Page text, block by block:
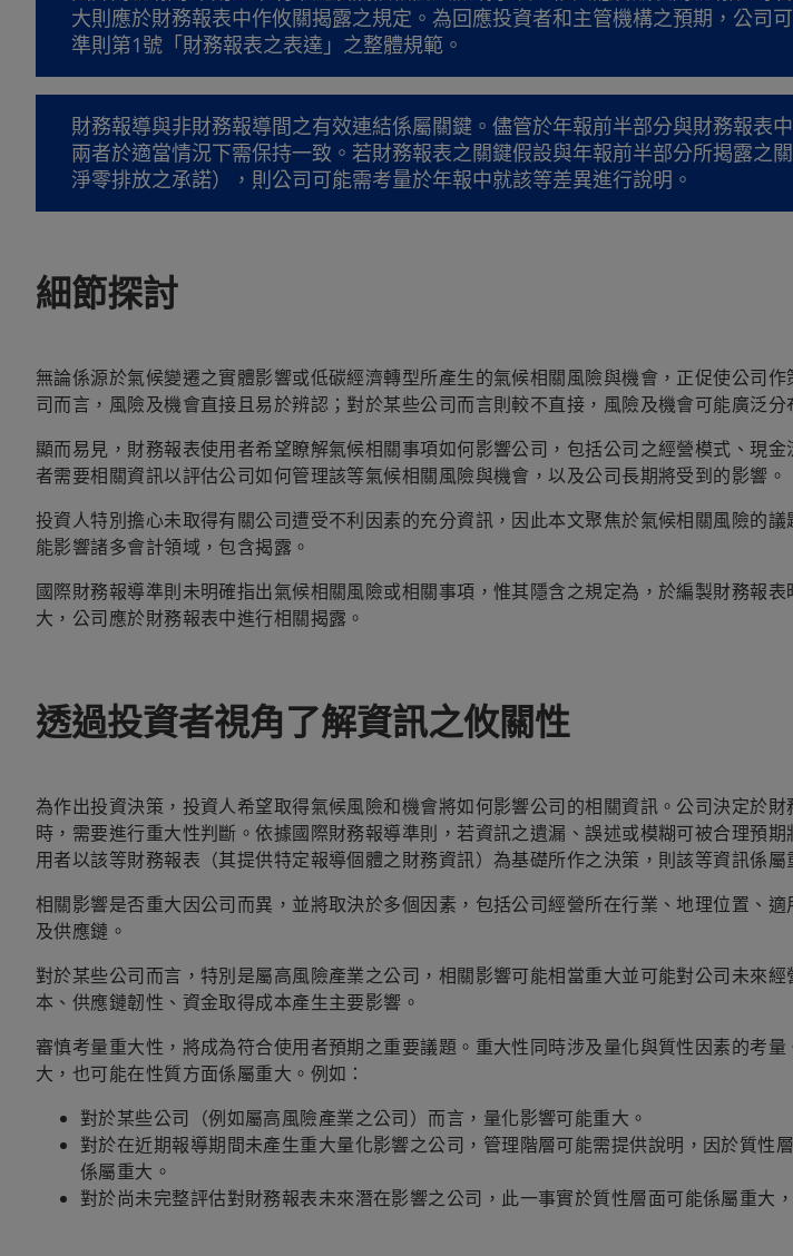
大則應於財務報表中作攸關揭露之規定。為回應投資者和主管機構之預期，公司
準則第1號「財務報表之表達」之整體規範。
財務報導與非財務報導間之有效連結係屬關鍵。儘管於年報前半部分與財務報表
兩者於適當情況下需保持一致。若財務報表之關鍵假設與年報前半部分所揭露之
淨零排放之承諾），則公司可能需考量於年報中就該等差異進行說明。
細節探討
無論係源於氣候變遷之實體影響或低碳經濟轉型所產生的氣候相關風險與機會，正促使公司
司而言，風險及機會直接且易於辨認；對於某些公司而言則較不直接，風險及機會可能廣泛分
顯而易見，財務報表使用者希望瞭解氣候相關事項如何影響公司，包括公司之經營模式、現
者需要相關資訊以評估公司如何管理該等氣候相關風險與機會，以及公司長期將受到的影響。
投資人特別擔心未取得有關公司遭受不利因素的充分資訊，因此本文聚焦於氣候相關風險的
能影響諸多會計領域，包含揭露。
國際財務報導準則未明確指出氣候相關風險或相關事項，惟其隱含之規定為，於編製財務報
大，公司應於財務報表中進行相關揭露。
透過投資者視角了解資訊之攸關性
為作出投資決策，投資人希望取得氣候風險和機會將如何影響公司的相關資訊。公司決定於
時，需要進行重大性判斷。依據國際財務報導準則，若資訊之遺漏、誤述或模糊可被合理預
用者以該等財務報表（其提供特定報導個體之財務資訊）為基礎所作之決策，則該等資訊係屬
相關影響是否重大因公司而異，並將取決於多個因素，包括公司經營所在行業、地理位置、
及供應鏈。
對於某些公司而言，特別是屬高風險產業之公司，相關影響可能相當重大並可能對公司未來
本、供應鏈韌性、資金取得成本產生主要影響。
審慎考量重大性，將成為符合使用者預期之重要議題。重大性同時涉及量化與質性因素的考
大，也可能在性質方面係屬重大。例如：
對於某些公司（例如屬高風險產業之公司）而言，量化影響可能重大。
對於在近期報導期間未產生重大量化影響之公司，管理階層可能需提供說明，因於質性
係屬重大。
對於尚未完整評估對財務報表未來潛在影響之公司，此一事實於質性層面可能係屬重大